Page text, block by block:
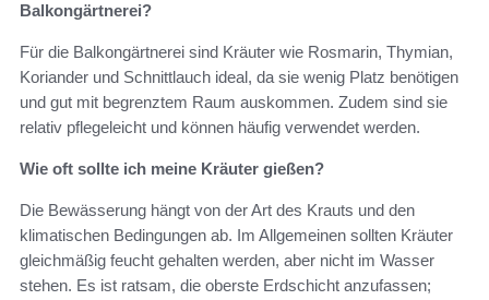
Balkongärtnerei?
Für die Balkongärtnerei sind Kräuter wie Rosmarin, Thymian,
Koriander und Schnittlauch ideal, da sie wenig Platz benötigen
und gut mit begrenztem Raum auskommen. Zudem sind sie
relativ pflegeleicht und können häufig verwendet werden.
Wie oft sollte ich meine Kräuter gießen?
Die Bewässerung hängt von der Art des Krauts und den
klimatischen Bedingungen ab. Im Allgemeinen sollten Kräuter
gleichmäßig feucht gehalten werden, aber nicht im Wasser
stehen. Es ist ratsam, die oberste Erdschicht anzufassen;